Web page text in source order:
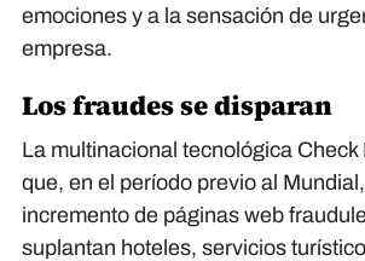
emociones y a la sensación de
empresa.
Los fraudes se disparan
La multinacional tecnológica Check
que, en el período previo al
incremento de páginas web
suplantan hoteles, servicios